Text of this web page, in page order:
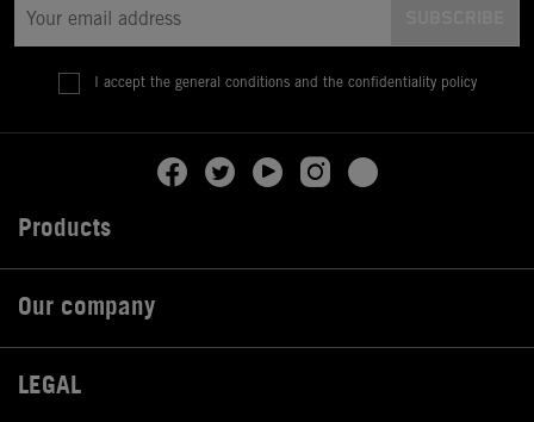
I accept the general conditions and the confidentiality policy
Products
Our company
LEGAL